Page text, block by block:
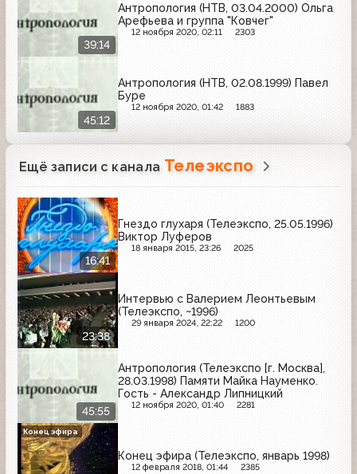
39:14
Антропология (НТВ, 03.04.2000) Ольга
Арефьева и группа "Ковчег"
12 ноября 2020, 02:11 2303
45:12
Антропология (НТВ, 02.08.1999) Павел
Буре
12 ноября 2020, 01:42 1883
Ещё записи с канала Телеэкспо
16:41
Гнездо глухаря (Телеэкспо, 25.05.1996)
Виктор Луферов
18 января 2015, 23:26 2025
23:38
Интервью с Валерием Леонтьевым
(Телеэкспо, ~1996)
29 января 2024, 22:22 1200
45:55
Антропология (Телеэкспо [г. Москва],
28.03.1998) Памяти Майка Науменко.
Гость - Александр Липницкий
12 ноября 2020, 01:40 2281
Конец эфира (Телеэкспо, январь 1998)
12 февраля 2018, 01:44 2385
Конец эфира